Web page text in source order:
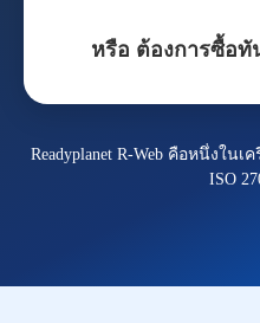
หรือ ต้องการซื้อทั
Readyplanet R-Web คือหนึ่งใน
ISO